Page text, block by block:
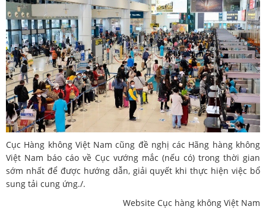
Cục Hàng không Việt Nam cũng đề nghị các Hãng hàng không
Việt Nam báo cáo về Cục vướng mắc (nếu có) trong thời gian
sớm nhất để được hướng dẫn, giải quyết khi thực hiện việc bổ
sung tải cung ứng./.
Website Cục hàng không Việt Nam